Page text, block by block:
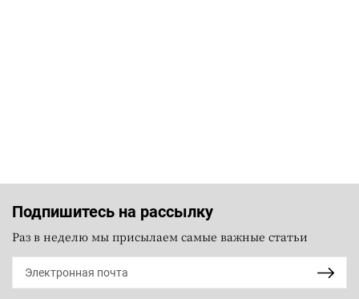
Подпишитесь на рассылку
Раз в неделю мы присылаем самые важные статьи